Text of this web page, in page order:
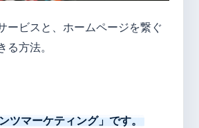
ービスと、ホームページを繋ぐ
る方法。
ツマーケティング」です。